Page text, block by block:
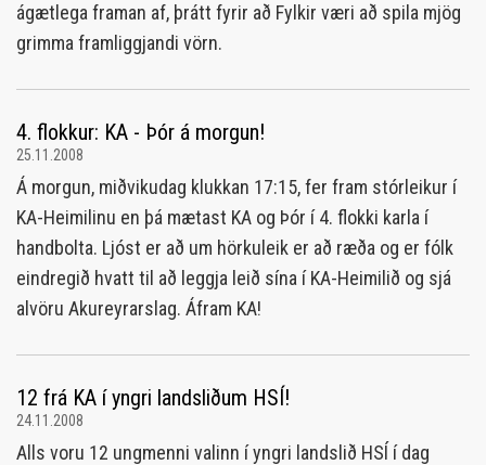
ágætlega framan af, þrátt fyrir að Fylkir væri að spila mjög
grimma framliggjandi vörn.
4. flokkur: KA - Þór á morgun!
25.11.2008
Á morgun, miðvikudag klukkan 17:15, fer fram stórleikur í
KA-Heimilinu en þá mætast KA og Þór í 4. flokki karla í
handbolta. Ljóst er að um hörkuleik er að ræða og er fólk
eindregið hvatt til að leggja leið sína í KA-Heimilið og sjá
alvöru Akureyrarslag. Áfram KA!
12 frá KA í yngri landsliðum HSÍ!
24.11.2008
Alls voru 12 ungmenni valinn í yngri landslið HSÍ í dag